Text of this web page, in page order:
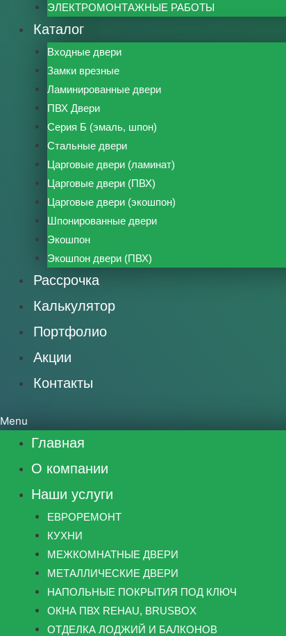
ЭЛЕКТРОМОНТАЖНЫЕ РАБОТЫ
Каталог
Входные двери
Замки врезные
Ламинированные двери
ПВХ Двери
Серия Б (эмаль, шпон)
Стальные двери
Царговые двери (ламинат)
Царговые двери (ПВХ)
Царговые двери (экошпон)
Шпонированные двери
Экошпон
Экошпон двери (ПВХ)
Рассрочка
Калькулятор
Портфолио
Акции
Контакты
Menu
Главная
О компании
Наши услуги
ЕВРОРЕМОНТ
КУХНИ
МЕЖКОМНАТНЫЕ ДВЕРИ
МЕТАЛЛИЧЕСКИЕ ДВЕРИ
НАПОЛЬНЫЕ ПОКРЫТИЯ ПОД КЛЮЧ
ОКНА ПВХ REHAU, BRUSBOX
ОТДЕЛКА ЛОДЖИЙ И БАЛКОНОВ